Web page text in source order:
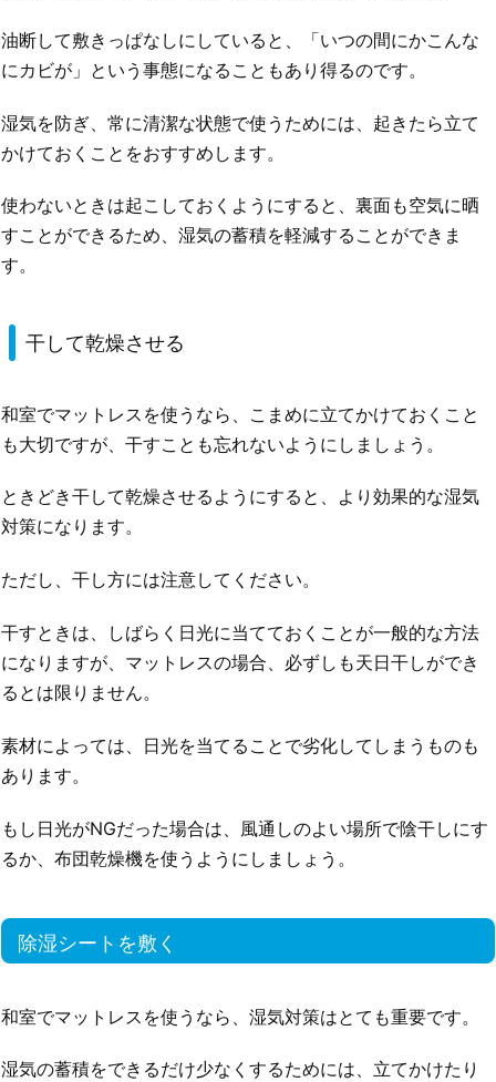
油断して敷きっぱなしにしていると、「いつの間にかこんな
にカビが」という事態になることもあり得るのです。
湿気を防ぎ、常に清潔な状態で使うためには、起きたら立て
かけておくことをおすすめします。
使わないときは起こしておくようにすると、裏面も空気に晒
すことができるため、湿気の蓄積を軽減することができま
す。
干して乾燥させる
和室でマットレスを使うなら、こまめに立てかけておくこと
も大切ですが、干すことも忘れないようにしましょう。
ときどき干して乾燥させるようにすると、より効果的な湿気
対策になります。
ただし、干し方には注意してください。
干すときは、しばらく日光に当てておくことが一般的な方法
になりますが、マットレスの場合、必ずしも天日干しができ
るとは限りません。
素材によっては、日光を当てることで劣化してしまうものも
あります。
もし日光がNGだった場合は、風通しのよい場所で陰干しにす
るか、布団乾燥機を使うようにしましょう。
除湿シートを敷く
和室でマットレスを使うなら、湿気対策はとても重要です。
湿気の蓄積をできるだけ少なくするためには、立てかけたり